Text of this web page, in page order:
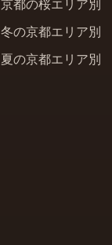
京都の桜エリア別
冬の京都エリア別
夏の京都エリア別